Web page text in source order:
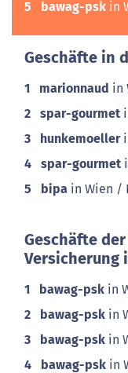
5 bawag-psk in
Geschäfte in
1 marionnaud in
2 spar-gourmet
3 hunkemoeller
4 spar-gourmet
5 bipa in Wien /
Geschäfte
Versicherung
1 bawag-psk in
2 bawag-psk in
3 bawag-psk in
4 bawag-psk in